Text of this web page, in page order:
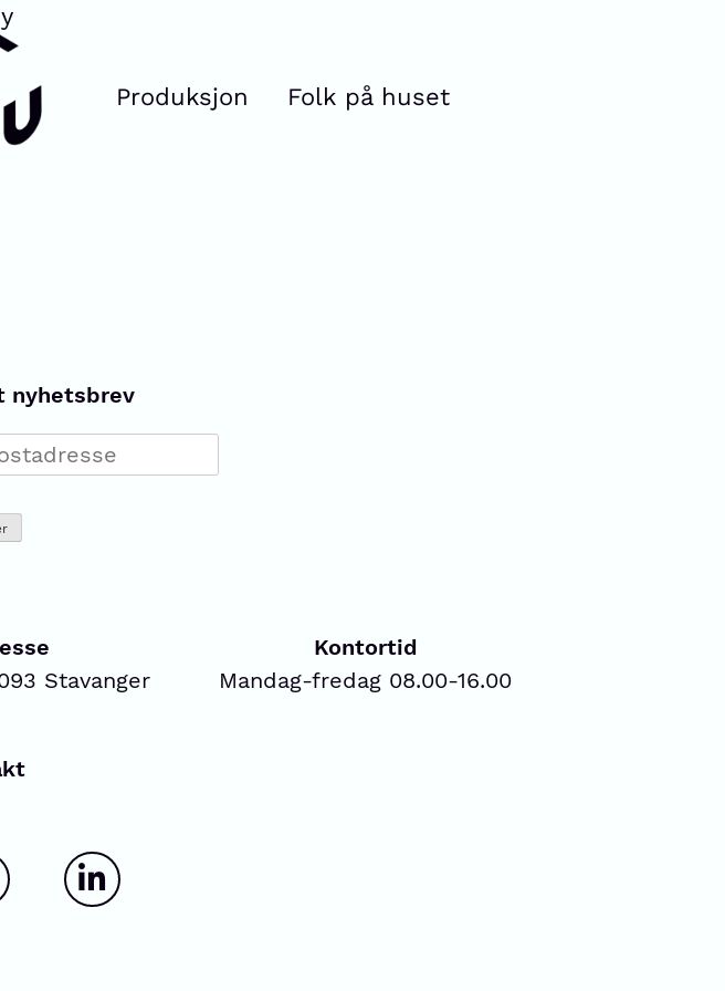
Produksjon Folk på huset
nyhetsbrev
Stavanger
Kontortid
Mandag-fredag 08.00-16.00